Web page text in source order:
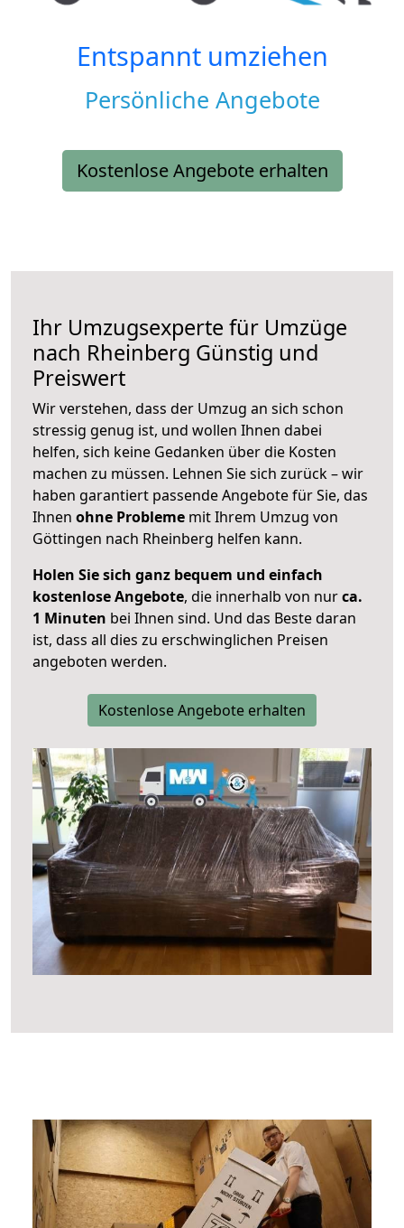
Entspannt umziehen
Persönliche Angebote
Kostenlose Angebote erhalten
Ihr Umzugsexperte für Umzüge
nach Rheinberg Günstig und
Preiswert
Wir verstehen, dass der Umzug an sich schon
stressig genug ist, und wollen Ihnen dabei
helfen, sich keine Gedanken über die Kosten
machen zu müssen. Lehnen Sie sich zurück – wir
haben garantiert passende Angebote für Sie, das
Ihnen ohne Probleme mit Ihrem Umzug von
Göttingen nach Rheinberg helfen kann.
Holen Sie sich ganz bequem und einfach
kostenlose Angebote, die innerhalb von nurca.
1 Minuten bei Ihnen sind. Und das Beste daran
ist, dass all dies zu erschwinglichen Preisen
angeboten werden.
Kostenlose Angebote erhalten